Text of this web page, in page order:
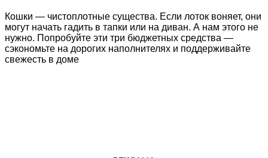
Кошки — чистоплотные существа. Если лоток воняет, они
могут начать гадить в тапки или на диван. А нам этого не
нужно. Попробуйте эти три бюджетных средства —
сэкономьте на дорогих наполнителях и поддерживайте
свежесть в доме